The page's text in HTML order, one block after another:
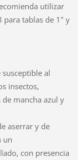
utilizar
para tablas de 1" y
al
insectos,
mancha azul y
aserrar y de
un
con presencia